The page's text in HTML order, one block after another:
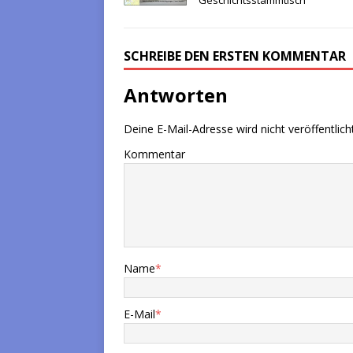
SCHREIBE DEN ERSTEN KOMMENTAR
Antworten
Deine E-Mail-Adresse wird nicht
Kommentar
Name*
E-Mail*